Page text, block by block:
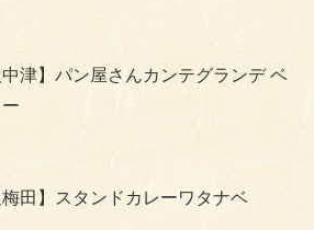
中津】パン屋さんカンテグランデ ベ
梅田】スタンドカレーワタナベ